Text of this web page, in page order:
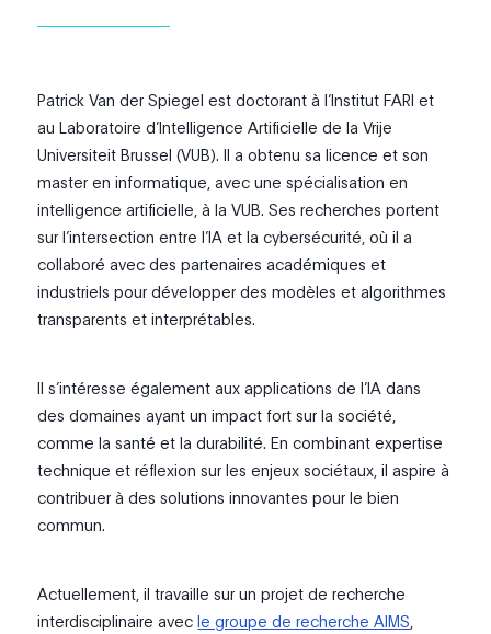
Patrick Van der Spiegel est doctorant à l’Institut FARI et
au Laboratoire d’Intelligence Artificielle de la Vrije
Universiteit Brussel (VUB). Il a obtenu sa licence et son
master en informatique, avec une spécialisation en
intelligence artificielle, à la VUB. Ses recherches portent
sur l’intersection entre l’IA et la cybersécurité, où il a
collaboré avec des partenaires académiques et
industriels pour développer des modèles et algorithmes
transparents et interprétables.
Il s’intéresse également aux applications de l’IA dans
des domaines ayant un impact fort sur la société,
comme la santé et la durabilité. En combinant expertise
technique et réflexion sur les enjeux sociétaux, il aspire à
contribuer à des solutions innovantes pour le bien
commun.
Actuellement, il travaille sur un projet de recherche
interdisciplinaire avecle groupe de recherche AIMS,